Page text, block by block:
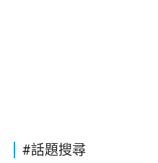
#話題搜尋